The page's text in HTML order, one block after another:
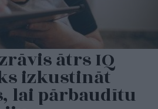
ātrs IQ
izkustināt
lai pārbaudītu